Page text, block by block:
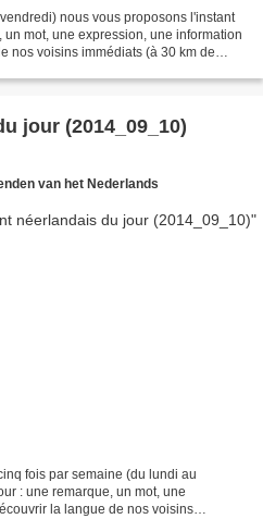
nous vous proposons l'instant
mot, une expression, une information
nos voisins immédiats (à 30 km de
jour (2014_09_10)
van het Nederlands
fois par semaine (du lundi au
: une remarque, un mot, une
la langue de nos voisins